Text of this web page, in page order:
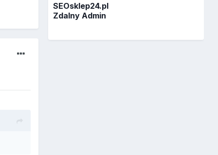
SEOsklep24.pl
Zdalny Admin